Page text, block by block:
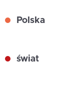
Polska
świat